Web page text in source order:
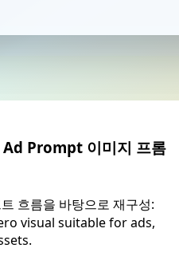
Prompt 이미지 프롬
흐름을 바탕으로 재구성:
visual suitable for ads,